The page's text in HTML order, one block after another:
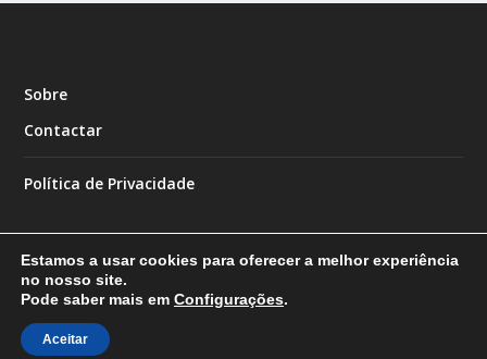
Sobre
Contactar
Política de Privacidade
Designed by
Estamos a usar cookies para oferecer a melhor experiência
no nosso site.
Pode saber mais em Configurações.
Aceitar